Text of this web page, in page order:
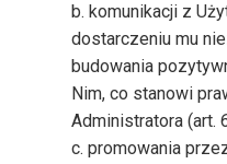
b. komunikacji z
dostarczeniu mu
budowania
Nim, co stanowi
Administratora (art.
c. promowania